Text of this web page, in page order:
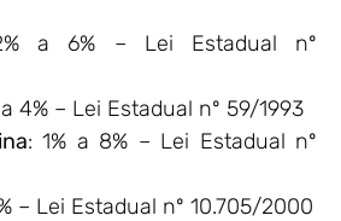
a 6% – Lei Estadual nº
a 4% – Lei Estadual nº 59/1993
: 1% a 8% – Lei Estadual nº
– Lei Estadual nº 10.705/2000